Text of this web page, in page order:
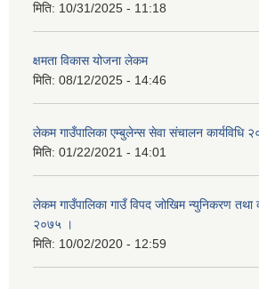
मिति: 10/31/2025 - 11:18
क्षमता विकास योजना लेकम
मिति: 08/12/2025 - 14:46
लेकम गाउँपालिका एम्बुलेन्स सेवा संचालन कार्यविधि
मिति: 01/22/2021 - 14:01
लेकम गाउँपालिका गाउँ विपद जोखिम न्युनिकरण तथा
२०७५ ।
मिति: 10/02/2020 - 12:59